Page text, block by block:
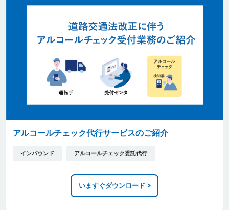
アルコールチェック代行サービスのご紹介
インバウンド アルコールチェック委託代行
いますぐダウンロード